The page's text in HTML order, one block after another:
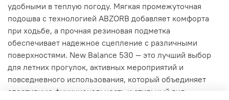
удобными в теплую погоду. Мягкая промежуточная
подошва с технологией ABZORB добавляет комфорта
при ходьбе, а прочная резиновая подметка
обеспечивает надежное сцепление с различными
поверхностями. New Balance 530 — это лучший выбор
для летних прогулок, активных мероприятий и
повседневного использования, который объединяет
спортивную функциональность и стильный вид.